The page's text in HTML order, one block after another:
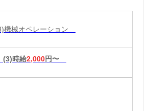
械オペレーション
(3)時給2,000円〜